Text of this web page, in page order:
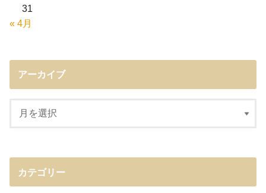
31
« 4月
アーカイブ
カテゴリー